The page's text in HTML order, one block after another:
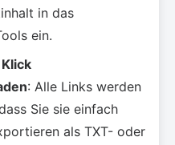
in das
ein.
: Alle Links werden
Sie sie einfach
als TXT- oder